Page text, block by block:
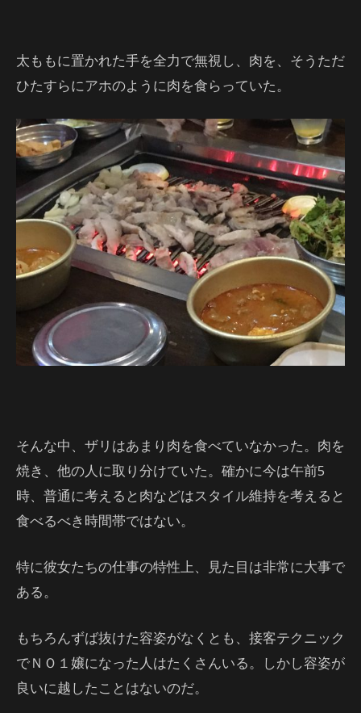
太ももに置かれた手を全力で無視し、肉を、そうただ
ひたすらにアホのように肉を食らっていた。
そんな中、ザリはあまり肉を食べていなかった。肉を
焼き、他の人に取り分けていた。確かに今は午前5
時、普通に考えると肉などはスタイル維持を考えると
食べるべき時間帯ではない。
特に彼女たちの仕事の特性上、見た目は非常に大事で
ある。
もちろんずば抜けた容姿がなくとも、接客テクニック
でＮＯ１嬢になった人はたくさんいる。しかし容姿が
良いに越したことはないのだ。